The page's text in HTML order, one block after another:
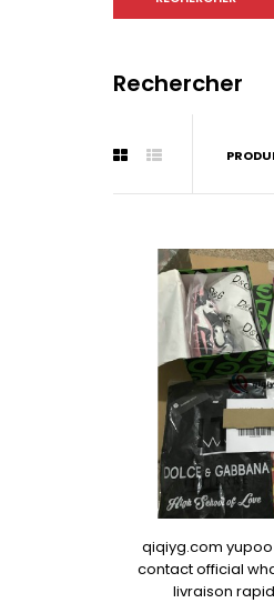
Rechercher
qiqiyg.com
contact official
livraison